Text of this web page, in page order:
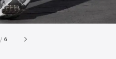
/accessibility.of
6